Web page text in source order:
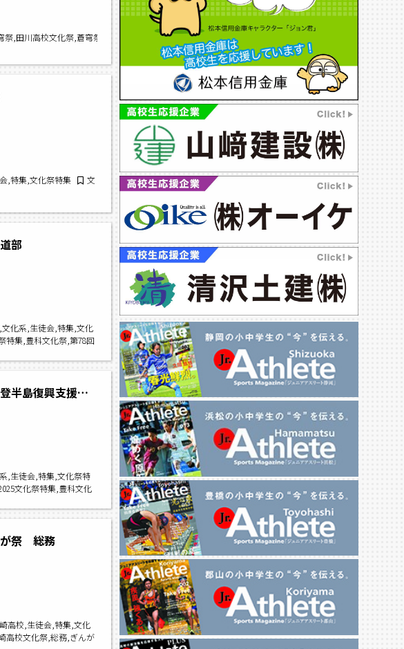
祭,田川高校文化祭,蒼穹祭,文化祭特集,田川,文化祭
,特集,文化祭特集
文
部
化系,生徒会,特集,文化
特集,豊科文化祭,第78回
【2025文化祭特集】豊科高等学校第78回豊高祭 能登半島復興支援ブース
,生徒会,特集,文化祭特
文化祭特集,豊科文化
が祭 総務
高校,生徒会,特集,文化
高校文化祭,総務,ぎんが